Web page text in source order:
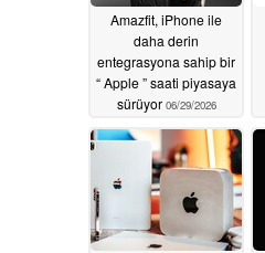
Amazfit, iPhone ile
daha derin
entegrasyona sahip bir
“ Apple ” saati piyasaya
sürüyor 06/29/2026